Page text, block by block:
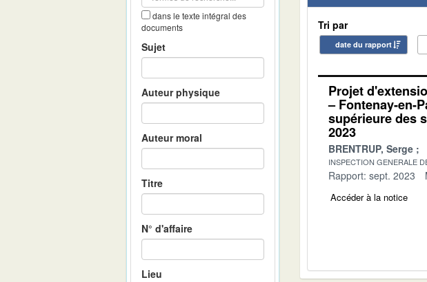
dans le texte intégral des
documents
Sujet
Auteur physique
Auteur moral
Titre
N° d'affaire
Lieu
Tri par
date du rapport
Projet
– Fontenay-en-
supérieure des
2023
BRENTRUP, Serge
INSPECTION GENERALE
Rapport: sept. 2023
Accéder à la notice